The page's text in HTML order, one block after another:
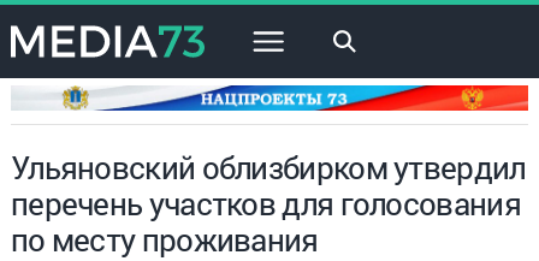
×
Ульяновский облизбирком утвердил
перечень участков для голосования
по месту проживания